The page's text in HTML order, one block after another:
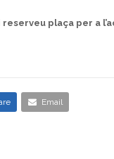
reserveu plaça per a
Email